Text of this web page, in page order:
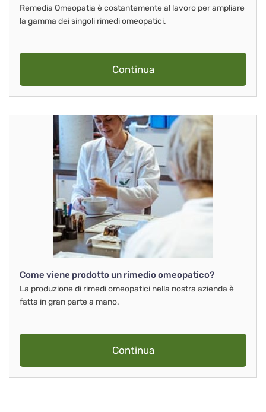
Remedia Omeopatia è costantemente al lavoro per ampliare
la gamma dei singoli rimedi omeopatici.
Continua
Come viene prodotto un rimedio omeopatico?
La produzione di rimedi omeopatici nella nostra azienda è
fatta in gran parte a mano.
Continua